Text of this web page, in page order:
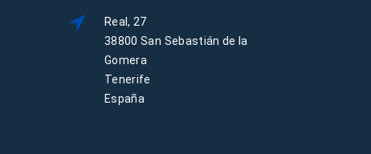
Real, 27
38800 San Sebastián de la
Gomera
Tenerife
España